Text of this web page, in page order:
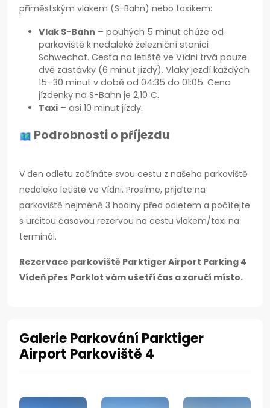
příměstským vlakem (S-Bahn) nebo taxíkem:
Vlak S-Bahn – pouhých 5 minut chůze od
parkoviště k nedaleké železniční stanici
Schwechat. Cesta na letiště ve Vídni trvá pouze
dvě zastávky (6 minut jízdy). Vlaky jezdí každých
15–30 minut v době od 04:35 do 01:05. Cena
jízdenky na S-Bahn je 2,10 €.
Taxi – asi 10 minut jízdy.
Podrobnosti o příjezdu
V den odletu začínáte svou cestu z našeho parkoviště
nedaleko letiště ve Vídni. Prosíme, přijďte na
parkoviště nejméně 3 hodiny před odletem a počítejte
s určitou časovou rezervou na cestu vlakem/taxi na
terminál.
Rezervace parkoviště Parktiger Airport Parking 4
Vídeň přes Parklot vám ušetří čas a zaručí místo.
Galerie Parkování Parktiger
Airport Parkoviště 4